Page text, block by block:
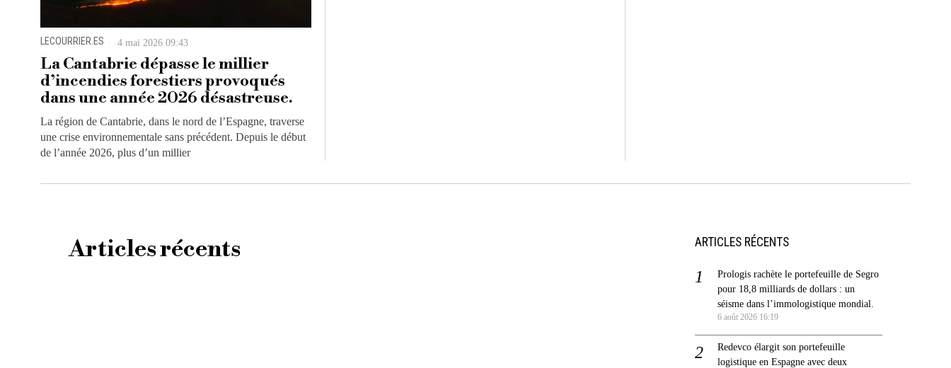
LECOURRIER.ES 4 mai 2026 09:43
La Cantabrie dépasse le millier
d’incendies forestiers provoqués
dans une année 2026 désastreuse.
La région de Cantabrie, dans le nord de l’Espagne, traverse
une crise environnementale sans précédent. Depuis le début
de l’année 2026, plus d’un millier
Articles récents ARTICLES RÉCENTS
Prologis rachète le portefeuille de Segro
pour 18,8 milliards de dollars : un
séisme dans l’immologistique mondial.
6 août 2026 16:19
Redevco élargit son portefeuille
logistique en Espagne avec deux